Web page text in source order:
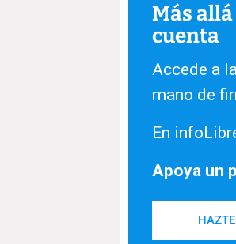
Más
cuenta
Accede a
mano de
En
Apoya un